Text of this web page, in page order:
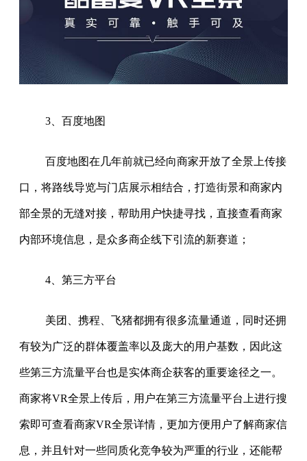
3、百度地图
百度地图在几年前就已经向商家开放了全景上传接
口，将路线导览与门店展示相结合，打造街景和商家内
部全景的无缝对接，帮助用户快捷寻找，直接查看商家
内部环境信息，是众多商企线下引流的新赛道；
4、第三方平台
美团、携程、飞猪都拥有很多流量通道，同时还拥
有较为广泛的群体覆盖率以及庞大的用户基数，因此这
些第三方流量平台也是实体商企获客的重要途径之一。
商家将VR全景上传后，用户在第三方流量平台上进行搜
索即可查看商家VR全景详情，更加方便用户了解商家信
息，并且针对一些同质化竞争较为严重的行业，还能帮